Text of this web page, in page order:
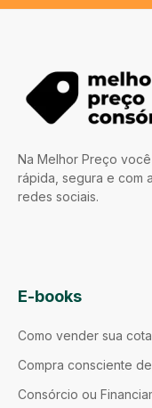
Na Melhor Preço
rápida, segura e com
redes sociais.
E-books
Como vender sua
Compra consciente
Consórcio ou